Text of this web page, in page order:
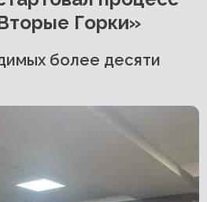
Горки»
более десяти